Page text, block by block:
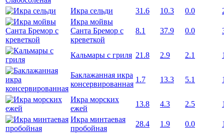
Икра сельди 31.6 10.3 0.0
Икра мойвы
Санта Бремор с
креветкой
8.1 37.9 0.0
Кальмары с гриля 21.8 2.9 2.1
Баклажанная икра
консервированная
1.7 13.3 5.1
Икра морских
ежей
13.8 4.3 2.5
Икра минтаевая
пробойная
28.4 1.9 0.0